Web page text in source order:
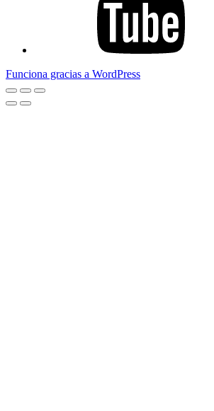
Funciona gracias a WordPress